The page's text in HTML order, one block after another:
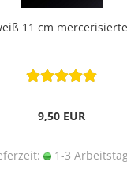
11 cm
9,50 EUR
1-3